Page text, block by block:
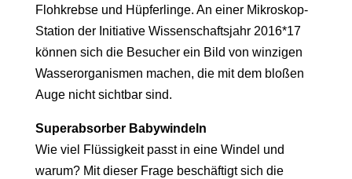
Flohkrebse und Hüpferlinge. An einer Mikroskop-
Station der Initiative Wissenschaftsjahr 2016*17
können sich die Besucher ein Bild von winzigen
Wasserorganismen machen, die mit dem bloßen
Auge nicht sichtbar sind.
Superabsorber Babywindeln
Wie viel Flüssigkeit passt in eine Windel und
warum? Mit dieser Frage beschäftigt sich die